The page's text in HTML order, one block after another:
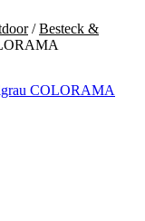
/Besteck &
COLORAMA